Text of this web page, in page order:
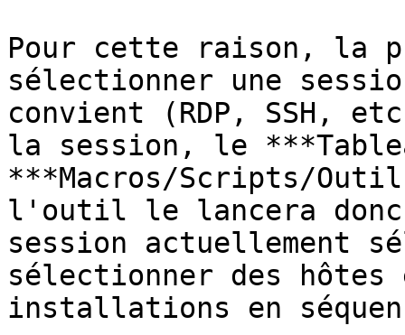
Pour cette raison, la
sélectionner une
convient (RDP, SSH,
la session, le
***Macros/Scripts/
l'outil le lancera
session actuellement
sélectionner des
installations en